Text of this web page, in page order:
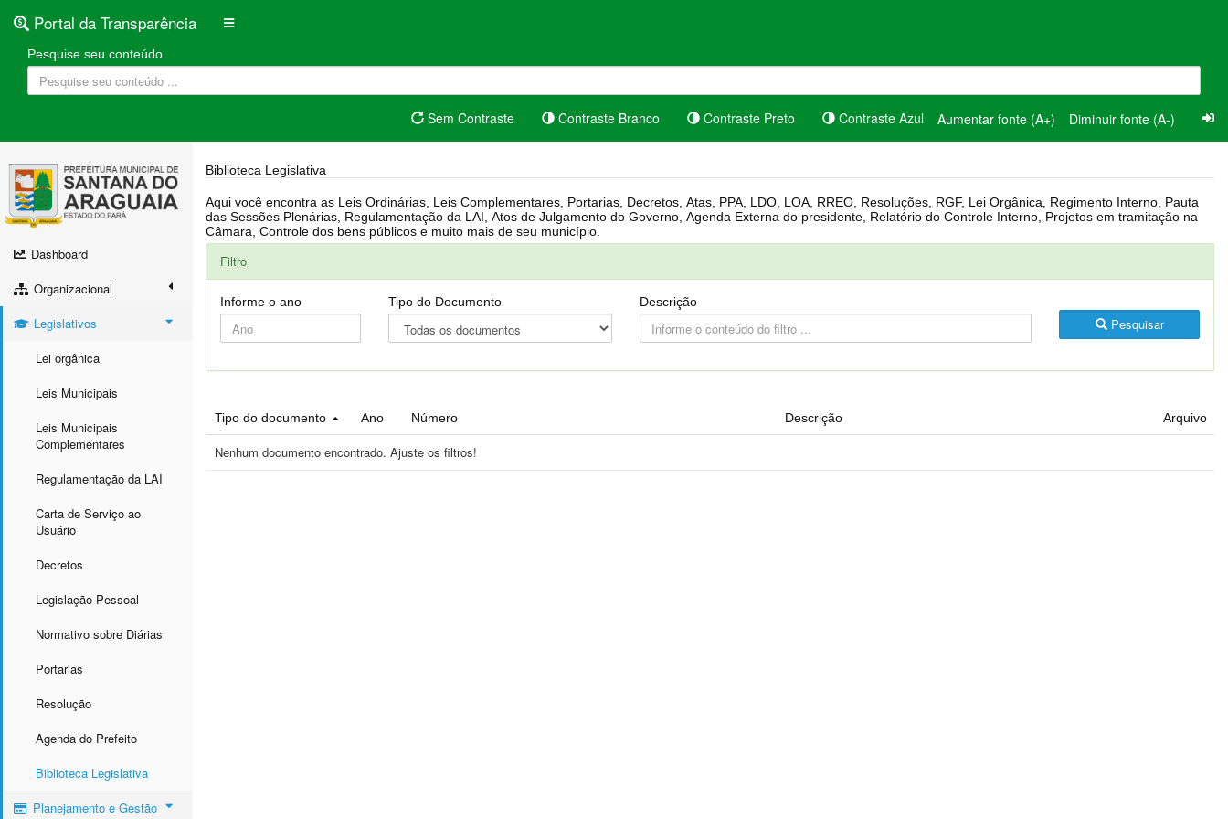
Portal da Transparência
Pesquise seu conteúdo
Sem Contraste Contraste Branco Contraste Preto Contraste Azul Aumentar fonte (A+) Diminuir fonte (A-)
Dashboard
Organizacional
Legislativos
Lei orgânica
Leis Municipais
Leis Municipais
Complementares
Regulamentação da LAI
Carta de Serviço ao
Usuário
Decretos
Legislação Pessoal
Normativo sobre Diárias
Portarias
Resolução
Agenda do Prefeito
Biblioteca Legislativa
Planejamento e Gestão
Biblioteca Legislativa
Aqui você encontra as Leis Ordinárias, Leis Complementares, Portarias, Decretos, Atas, PPA, LDO, LOA, RREO, Resoluções, RGF, Lei Orgânica, Regimento Interno, Pauta
das Sessões Plenárias, Regulamentação da LAI, Atos de Julgamento do Governo, Agenda Externa do presidente, Relatório do Controle Interno, Projetos em tramitação na
Câmara, Controle dos bens públicos e muito mais de seu município.
Filtro
Informe o ano Tipo do Documento Descrição
Pesquisar
Tipo do documento Ano Número Descrição Arquivo
Nenhum documento encontrado. Ajuste os filtros!